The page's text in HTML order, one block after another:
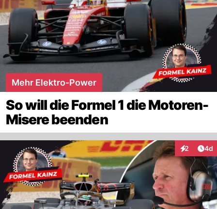
Mehr Elektro-Power
So will die Formel 1 die Motoren-
Misere beenden
2 4d